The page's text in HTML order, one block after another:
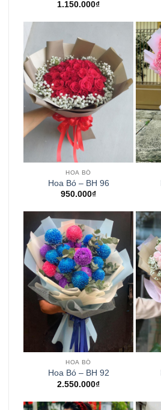
1.150.000₫
HOA BÓ
Hoa Bó – BH 96
950.000₫
HOA BÓ
Hoa Bó – BH 92
2.550.000₫